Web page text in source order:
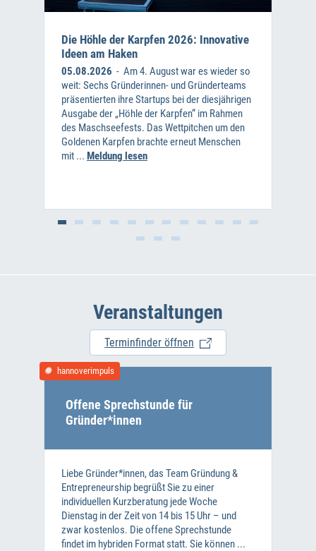
Die Höhle der Karpfen 2026: Innovative
Ideen am Haken
05.08.2026 - Am 4. August war es wieder so
weit: Sechs Gründerinnen- und Gründerteams
präsentierten ihre Startups bei der diesjährigen
Ausgabe der „Höhle der Karpfen“ im Rahmen
des Maschseefests. Das Wettpitchen um den
Goldenen Karpfen brachte erneut Menschen
mit ... Meldung lesen
Veranstaltungen
Terminfinder öffnen
hannoverimpuls
Offene Sprechstunde für
Gründer*innen
Liebe Gründer*innen, das Team Gründung &
Entrepreneurship begrüßt Sie zu einer
individuellen Kurzberatung jede Woche
Dienstag in der Zeit von 14 bis 15 Uhr – und
zwar kostenlos. Die offene Sprechstunde
findet im hybriden Format statt. Sie können ...